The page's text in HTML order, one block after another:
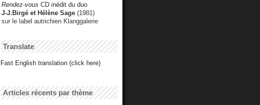
Rendez-vous CD inédit du duo
J-J.Birgé et Hélène Sage (1981)
sur le label autrichien Klanggalerie
Translate
Fast English translation (click here)
Articles récents par thème